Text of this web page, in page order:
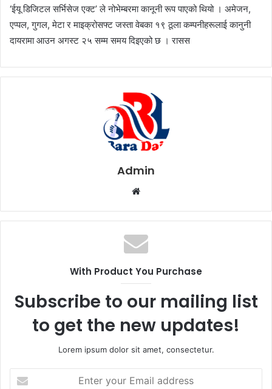
‘ईयू डिजिटल सर्भिसेज एक्ट’ ले नोभेम्बरमा कानूनी रूप पाएको थियो । अमेजन,
एप्पल, गुगल, मेटा र माइक्रोसफ्ट जस्ता वेबका १९ ठूला कम्पनीहरूलाई कानुनी
दायरामा आउन अगस्ट २५ सम्म समय दिइएको छ । रासस
Admin
b
s
i
e
With Product You Purchase
Subscribe to our mailing list
to get the new updates!
Lorem ipsum dolor sit amet, consectetur.